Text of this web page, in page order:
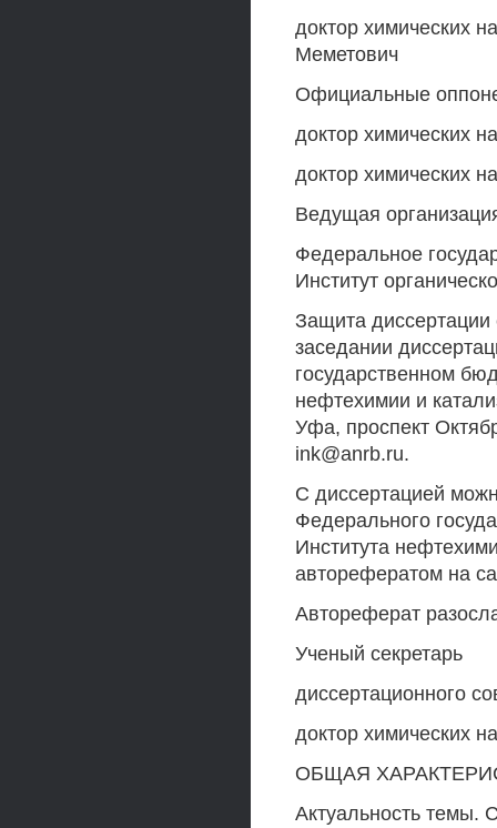
доктор химических
Меметович
Официальные
доктор химических
доктор химических
Ведущая
Федеральное
Институт
Защита диссертации
заседании
государственном
нефтехимии и
Уфа, проспект
ink@anrb.ru.
С диссертацией
Федерального
Института
авторефератом на
Автореферат
Ученый секретарь
диссертационного
доктор химических
ОБЩАЯ
Актуальность темы.